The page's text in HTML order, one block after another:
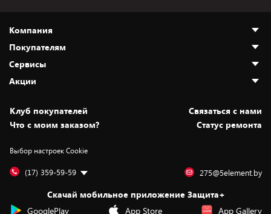
Компания
О нас
Адреса магазинов
Новости
Статьи и обзоры
Вакансии
Дай пять добру!
Покупателям
Как сделать заказ
Оплата и доставка
Безналичный расчёт
Обмен и возврат товара
Обработка персональных данных
Подарочные карты
Сервисы
Установка техники
Для игровых консолей
Для мобильных устройств
Для компьютеров
Сервисные центры
Акции
Скидки и промокоды
Белорусские товары
Бонусы
Оплата частями
Уценка
Клуб покупателей
Cвязаться с нами
Что с моим заказом?
Статус ремонта
Выбор настроек Cookie
(17) 359-59-59 275@5element.by
Скачай мобильное приложение Защита+
GooglePlay
App Store App Gallery